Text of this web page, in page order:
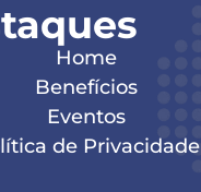
Home
Benefícios
Eventos
de Privacidade